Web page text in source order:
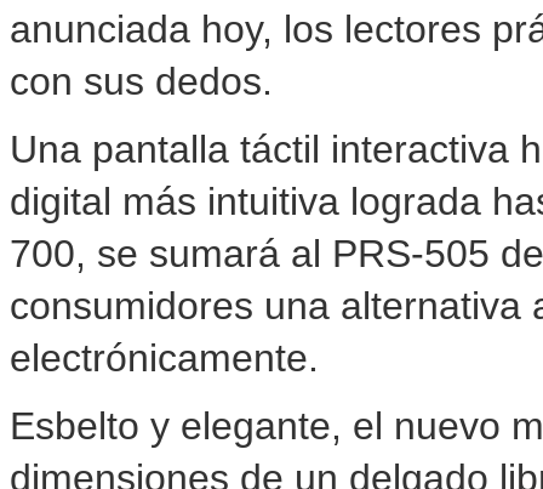
anunciada hoy, los lectores
con sus dedos.
Una pantalla táctil interactiva
digital más intuitiva lograda
700, se sumará al PRS-505
consumidores una
electrónicamente.
Esbelto y elegante, el nuevo
dimensiones de un delgado